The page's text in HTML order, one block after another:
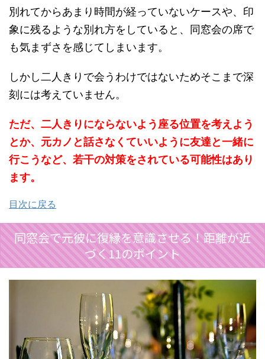
別れてからあまり時間が経っていないケースや、印
象に残るような別れ方をしていると、同窓会の席で
も気まずさを感じてしまいます。
しかし二人きりで会うわけではないためそこまで深
刻には考えていません。
ただ、二人きりにならないよう座る位置を考えよう
とか、元カノと話さなくていいように友達と一緒に
行こうなど、若干の対策をされている可能性はあり
ます。
目次に戻る
同窓会で元彼に復縁を意識させる！距離が近
づく11のポイント